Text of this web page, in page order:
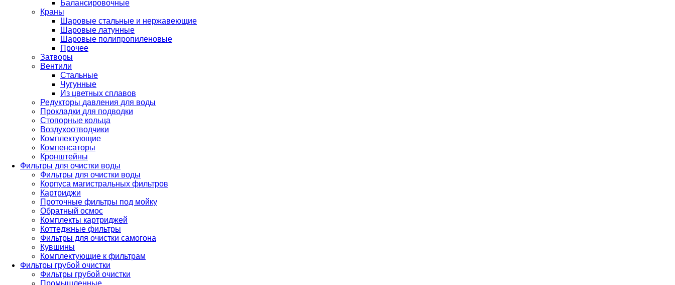
Балансировочные
Краны
Шаровые стальные и нержавеющие
Шаровые латунные
Шаровые полипропиленовые
Прочее
Затворы
Вентили
Стальные
Чугунные
Из цветных сплавов
Редукторы давления для воды
Прокладки для подводки
Стопорные кольца
Воздухоотводчики
Комплектующие
Компенсаторы
Кронштейны
Фильтры для очистки воды
Фильтры для очистки воды
Корпуса магистральных фильтров
Картриджи
Проточные фильтры под мойку
Обратный осмос
Комплекты картриджей
Коттеджные фильтры
Фильтры для очистки самогона
Кувшины
Комплектующие к фильтрам
Фильтры грубой очистки
Фильтры грубой очистки
Промышленные